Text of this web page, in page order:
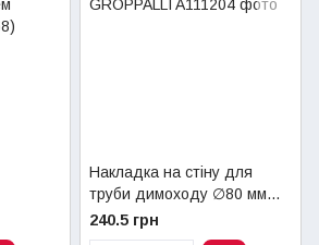
Накладка на стіну для
труби димоходу ∅80 мм
GROPPALLI
240.5 грн